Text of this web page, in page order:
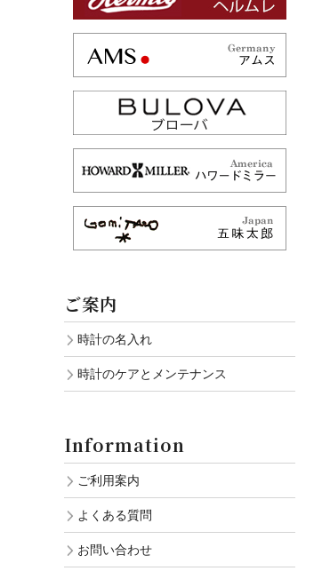
ご案内
時計の名入れ
時計のケアとメンテナンス
Information
ご利用案内
よくある質問
お問い合わせ